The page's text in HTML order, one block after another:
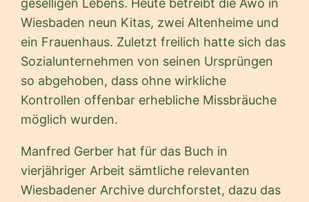
geselligen Lebens. Heute betreibt die Awo in
Wiesbaden neun Kitas, zwei Altenheime und
ein Frauenhaus. Zuletzt freilich hatte sich das
Sozialunternehmen von seinen Ursprüngen
so abgehoben, dass ohne wirkliche
Kontrollen offenbar erhebliche Missbräuche
möglich wurden.
Manfred Gerber hat für das Buch in
vierjähriger Arbeit sämtliche relevanten
Wiesbadener Archive durchforstet, dazu das